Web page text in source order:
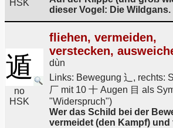
HSK
dieser Vogel: Die Wildgans.
遁
no
HSK
fliehen, vermeiden,
verstecken,
dùn
Links: Bewegung 辶, rechts:
厂 mit 10 十 Augen 目 als
"Widerspruch")
Wer das Schild bei der
vermeidet (den Kampf) und